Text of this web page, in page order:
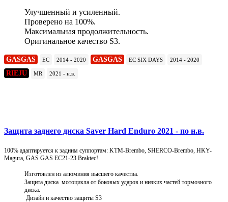
Улучшенный и усиленный.
Проверено на 100%.
Максимальная продолжительность.
Оригинальное качество S3.
GASGAS EC 2014 - 2020 GASGAS EC SIX DAYS 2014 - 2020
RIEJU MR 2021 - н.в.
Защита заднего диска Saver Hard Enduro 2021 - по н.в.
100% адаптируется к задним суппортам: KTM-Brembo, SHERCO-Brembo, HKY-
Magura, GAS GAS EC21-23 Braktec!
Изготовлен из алюминия высшего качества.
Защита диска мотоцикла от боковых ударов и низких частей тормозного
диска.
Дизайн и качество защиты S3